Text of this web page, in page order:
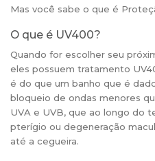
Mas você sabe o que é
O que é UV400?
Quando for escolher seu
eles possuem tratamento
é do que um banho que é
bloqueio de ondas menores
UVA e UVB, que ao longo do
pterígio ou degeneração
até a cegueira.